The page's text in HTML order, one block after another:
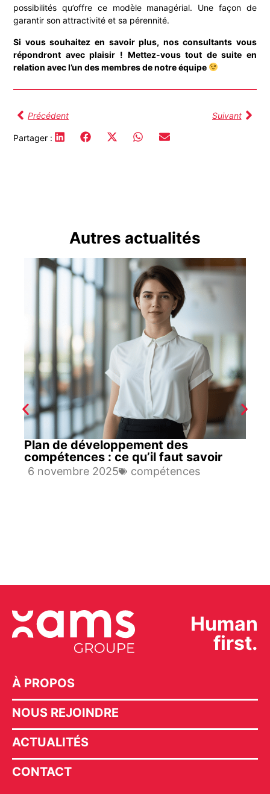
possibilités qu’offre ce modèle managérial. Une façon de
garantir son attractivité et sa pérennité.
Si vous souhaitez en savoir plus, nos consultants vous
répondront avec plaisir ! Mettez-vous tout de suite en
relation avec l’un des membres de notre équipe
Précédent Suivant
Partager :
Autres actualités
Plan de développement des
compétences : ce qu’il faut savoir
6 novembre 2025 compétences
Human
first.
À PROPOS
NOUS REJOINDRE
ACTUALITÉS
CONTACT